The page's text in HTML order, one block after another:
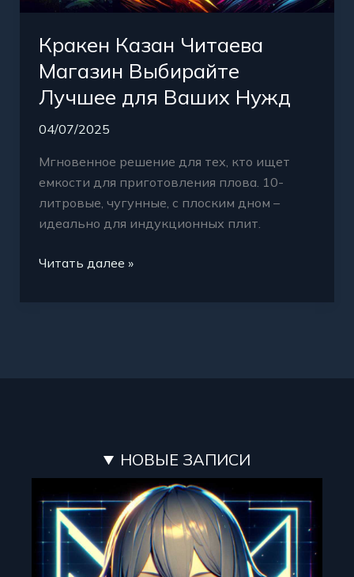
Кракен Казан Читаева
Магазин Выбирайте
Лучшее для Ваших Нужд
04/07/2025
Мгновенное решение для тех, кто ищет
емкости для приготовления плова. 10-
литровые, чугунные, с плоским дном –
идеально для индукционных плит.
Читать далее »
НОВЫЕ ЗАПИСИ